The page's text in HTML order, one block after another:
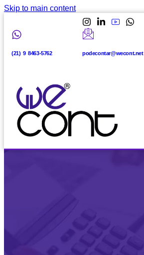
Skip to main content
(21) 9 8463-5762 podecontar@wecont.net